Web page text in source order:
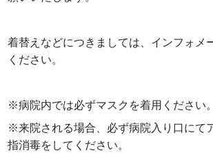
着替えなどにつきましては、インフォメ
ください。
※病院内では必ずマスクを着用ください。
※来院される場合、必ず病院入り口にて
指消毒をしてください。